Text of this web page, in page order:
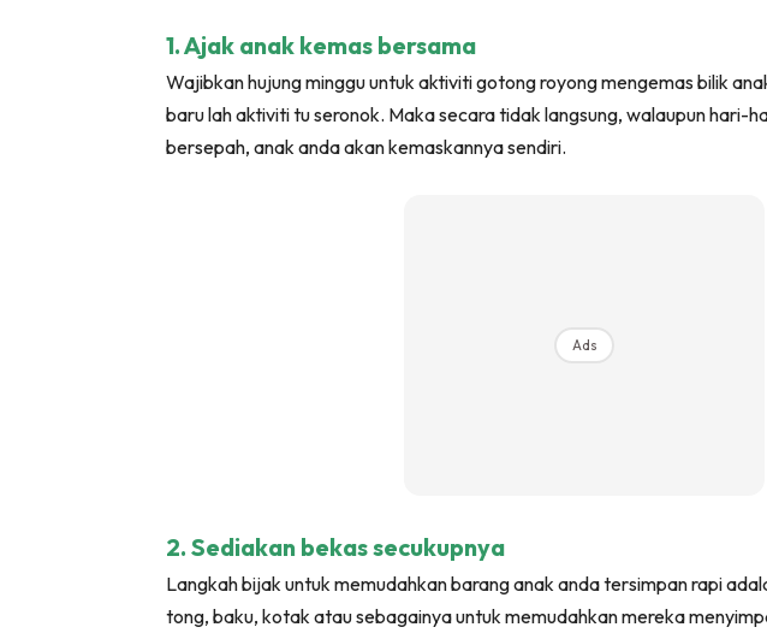
Kafe
Hartanah
Ilham Impiana
Ilham Impiana 360
Sembang Laman
1. Ajak anak kemas bersama
Wajibkan hujung minggu untuk aktiviti gotong royong mengemas bilik
baru lah aktiviti tu seronok. Maka secara tidak langsung, walaupun hari-
bersepah, anak anda akan kemaskannya sendiri.
Ads
2. Sediakan bekas secukupnya
Langkah bijak untuk memudahkan barang anak anda tersimpan rapi
tong, baku, kotak atau sebagainya untuk memudahkan mereka